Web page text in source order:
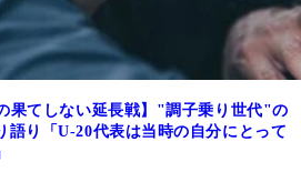
果てしない延長戦】"調子乗り世代"の
語り「U-20代表は当時の自分にとって